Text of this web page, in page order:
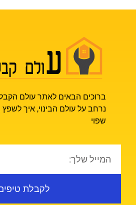
ברוכים הבאים לאתר עולם
נרחב על עולם הבינוי, איך
שפוי
לקבלת